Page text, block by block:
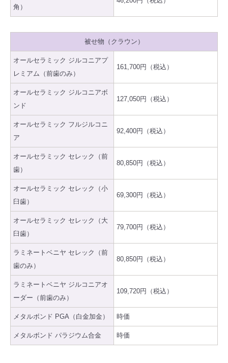
角）
被せ物（クラウン）
オールセラミック ジルコニアプ
レミアム（前歯のみ）
161,700円（税込）
オールセラミック ジルコニアボ
ンド
127,050円（税込）
オールセラミック フルジルコニ
ア
92,400円（税込）
オールセラミック セレック（前
歯）
80,850円（税込）
オールセラミック セレック（小
臼歯）
69,300円（税込）
オールセラミック セレック（大
臼歯）
79,700円（税込）
ラミネートベニヤ セレック（前
歯のみ）
80,850円（税込）
ラミネートベニヤ ジルコニアオ
ーダー（前歯のみ）
109,720円（税込）
メタルボンド PGA（白金加金） 時価
メタルボンド パラジウム合金 時価